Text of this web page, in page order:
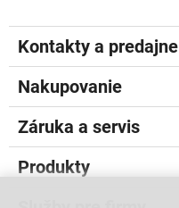
Kontakty a predajne
Nakupovanie
Záruka a servis
Produkty